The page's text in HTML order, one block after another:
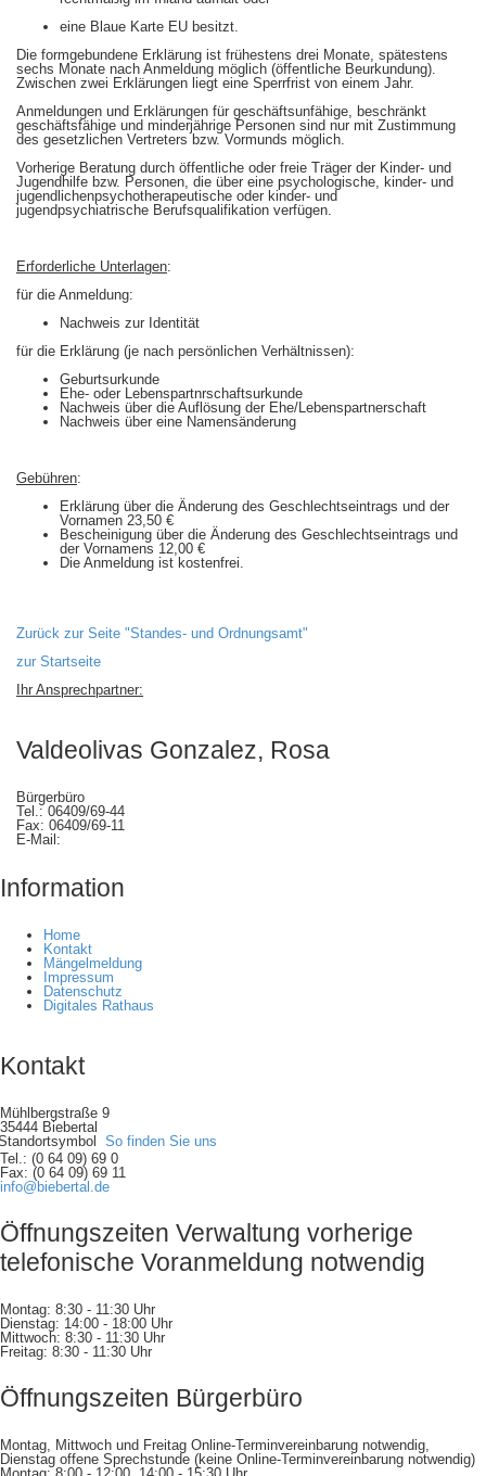
eine Blaue Karte EU besitzt.
Die formgebundene Erklärung ist frühestens drei Monate, spätestens
sechs Monate nach Anmeldung möglich (öffentliche Beurkundung).
Zwischen zwei Erklärungen liegt eine Sperrfrist von einem Jahr.
Anmeldungen und Erklärungen für geschäftsunfähige, beschränkt
geschäftsfähige und minderjährige Personen sind nur mit Zustimmung
des gesetzlichen Vertreters bzw. Vormunds möglich.
Vorherige Beratung durch öffentliche oder freie Träger der Kinder- und
Jugendhilfe bzw. Personen, die über eine psychologische, kinder- und
jugendlichenpsychotherapeutische oder kinder- und
jugendpsychiatrische Berufsqualifikation verfügen.
Erforderl iche Unterlagen:
für die Anmeldung:
Nachweis zur Identität
für die Erklärung (je nach persönlichen Verhältnissen):
Geburtsurkunde
Ehe- oder Lebenspartnrschaftsurkunde
Nachweis über die Auflösung der Ehe/Lebenspartnerschaft
Nachweis über eine Namensänderung
Gebühren:
Erklärung über die Änderung des Geschlechtseintrags und der
Vornamen 23,50 €
Bescheinigung über die Änderung des Geschlechtseintrags und
der Vornamens 12,00 €
Die Anmeldung ist kostenfrei.
Zurück zur Seite "Standes- und Ordnungsamt"
zur Startseite
Ihr Ansprechpartner:
Valdeolivas Gonzalez, Rosa
Bürgerbüro
Tel.: 06409/69-44
Fax: 06409/69-11
E-Mail:
Information
Home
Kontakt
Mängelmeldung
Impressum
Datenschutz
Digitales Rathaus
Kontakt
Mühlbergstraße 9
35444 Biebertal
So finden Sie uns
Tel.: (0 64 09) 69 0
Fax: (0 64 09) 69 11
info@biebertal.de
Öffnungszeiten Verwaltung vorherige
telefonische Voranmeldung notwendig
Montag: 8:30 - 11:30 Uhr
Dienstag: 14:00 - 18:00 Uhr
Mittwoch: 8:30 - 11:30 Uhr
Freitag: 8:30 - 11:30 Uhr
Öffnungszeiten Bürgerbüro
Montag, Mittwoch und Freitag Online-Terminvereinbarung notwendig,
Dienstag offene Sprechstunde (keine Online-Terminvereinbarung notwendig)